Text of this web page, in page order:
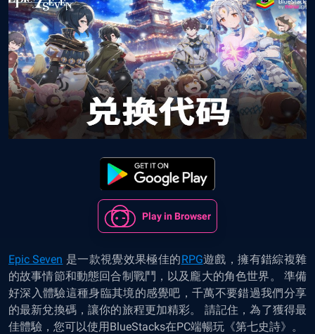
Play in Browser
Epic Seven 是一款視覺效果極佳的RPG遊戲 ，擁有錯綜複雜
的故事情節和動態回合制戰鬥，以及龐大的角色世界。 準備
好深入體驗這種身臨其境的感覺吧，千萬不要錯過我們分享
的最新兌換碼，讓你的旅程更加精彩。 請記住，為了獲得最
佳體驗，您可以使用BlueStacks在PC端暢玩《第七史詩》。